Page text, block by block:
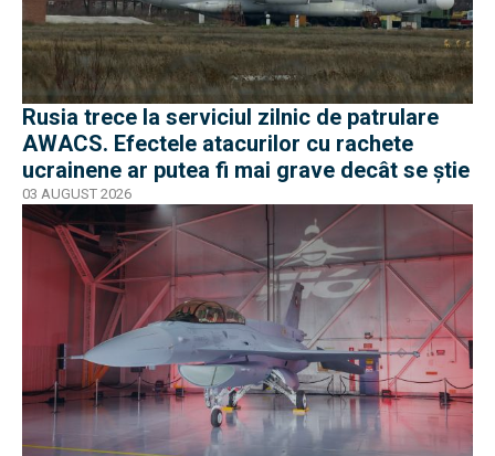
Rusia trece la serviciul zilnic de patrulare
AWACS. Efectele atacurilor cu rachete
ucrainene ar putea fi mai grave decât se știe
03 AUGUST 2026